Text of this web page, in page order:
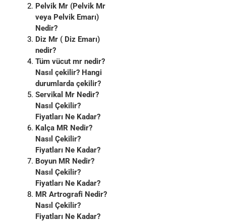
Pelvik Mr (Pelvik Mr
veya Pelvik Emarı)
Nedir?
Diz Mr ( Diz Emarı)
nedir?
Tüm vücut mr nedir?
Nasıl çekilir? Hangi
durumlarda çekilir?
Servikal Mr Nedir?
Nasıl Çekilir?
Fiyatları Ne Kadar?
Kalça MR Nedir?
Nasıl Çekilir?
Fiyatları Ne Kadar?
Boyun MR Nedir?
Nasıl Çekilir?
Fiyatları Ne Kadar?
MR Artrografi Nedir?
Nasıl Çekilir?
Fiyatları Ne Kadar?